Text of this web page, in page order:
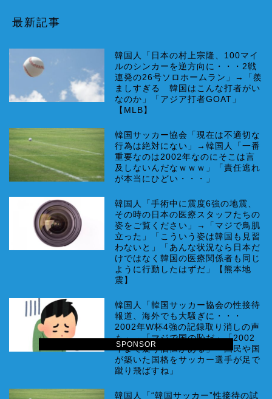
SPONSOR
最新記事
韓国人「日本の村上宗隆、100マイ
ルのシンカーを逆方向に・・・2戦
連発の26号ソロホームラン」→「羨
ましすぎる 韓国はこんな打者がい
なのか」「アジア打者GOAT」
【MLB】
韓国サッカー協会「現在は不適切な
行為は絶対にない」→韓国人「一番
重要なのは2002年なのにそこは言
及しないんだなｗｗｗ」「責任逃れ
が本当にひどい・・・」
韓国人「手術中に震度6強の地震、
その時の日本の医療スタッフたちの
姿をご覧ください」→「マジで鳥肌
立った」「こういう姿は韓国も見習
わないと」「あんな状況なら日本だ
けではなく韓国の医療関係者も同じ
ように行動したはずだ」【熊本地
震】
韓国人「韓国サッカー協会の性接待
報道、海外でも大騒ぎに・・・
2002年W杯4強の記録取り消しの声
も」→「マジで国の恥だ」「2002
年まで疑う価値がある」「国民や国
が築いた国格をサッカー選手が足で
蹴り飛ばすね」
韓国人「“韓国サッカー”性接待の試